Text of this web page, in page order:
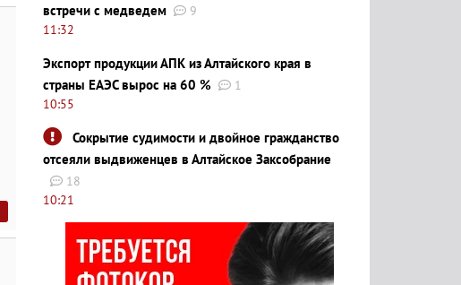
встречи с медведем
9
11:32
Экспорт продукции АПК из Алтайского края в
страны ЕАЭС вырос на 60 %
1
10:55
Сокрытие судимости и двойное гражданство
отсеяли выдвиженцев в Алтайское Заксобрание
18
10:21